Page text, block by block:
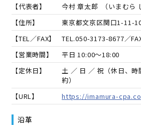
【代表者】 今村 章太郎 （いまむら
【住所】
東京都文京区関口1-11-
【TEL／FAX】
TEL.050-3173-8677／
【営業時間】
平日 10:00～18:00
【定休日】
土 ／ 日 ／ 祝（休日、
約）
【URL】
https://imamura-
沿革